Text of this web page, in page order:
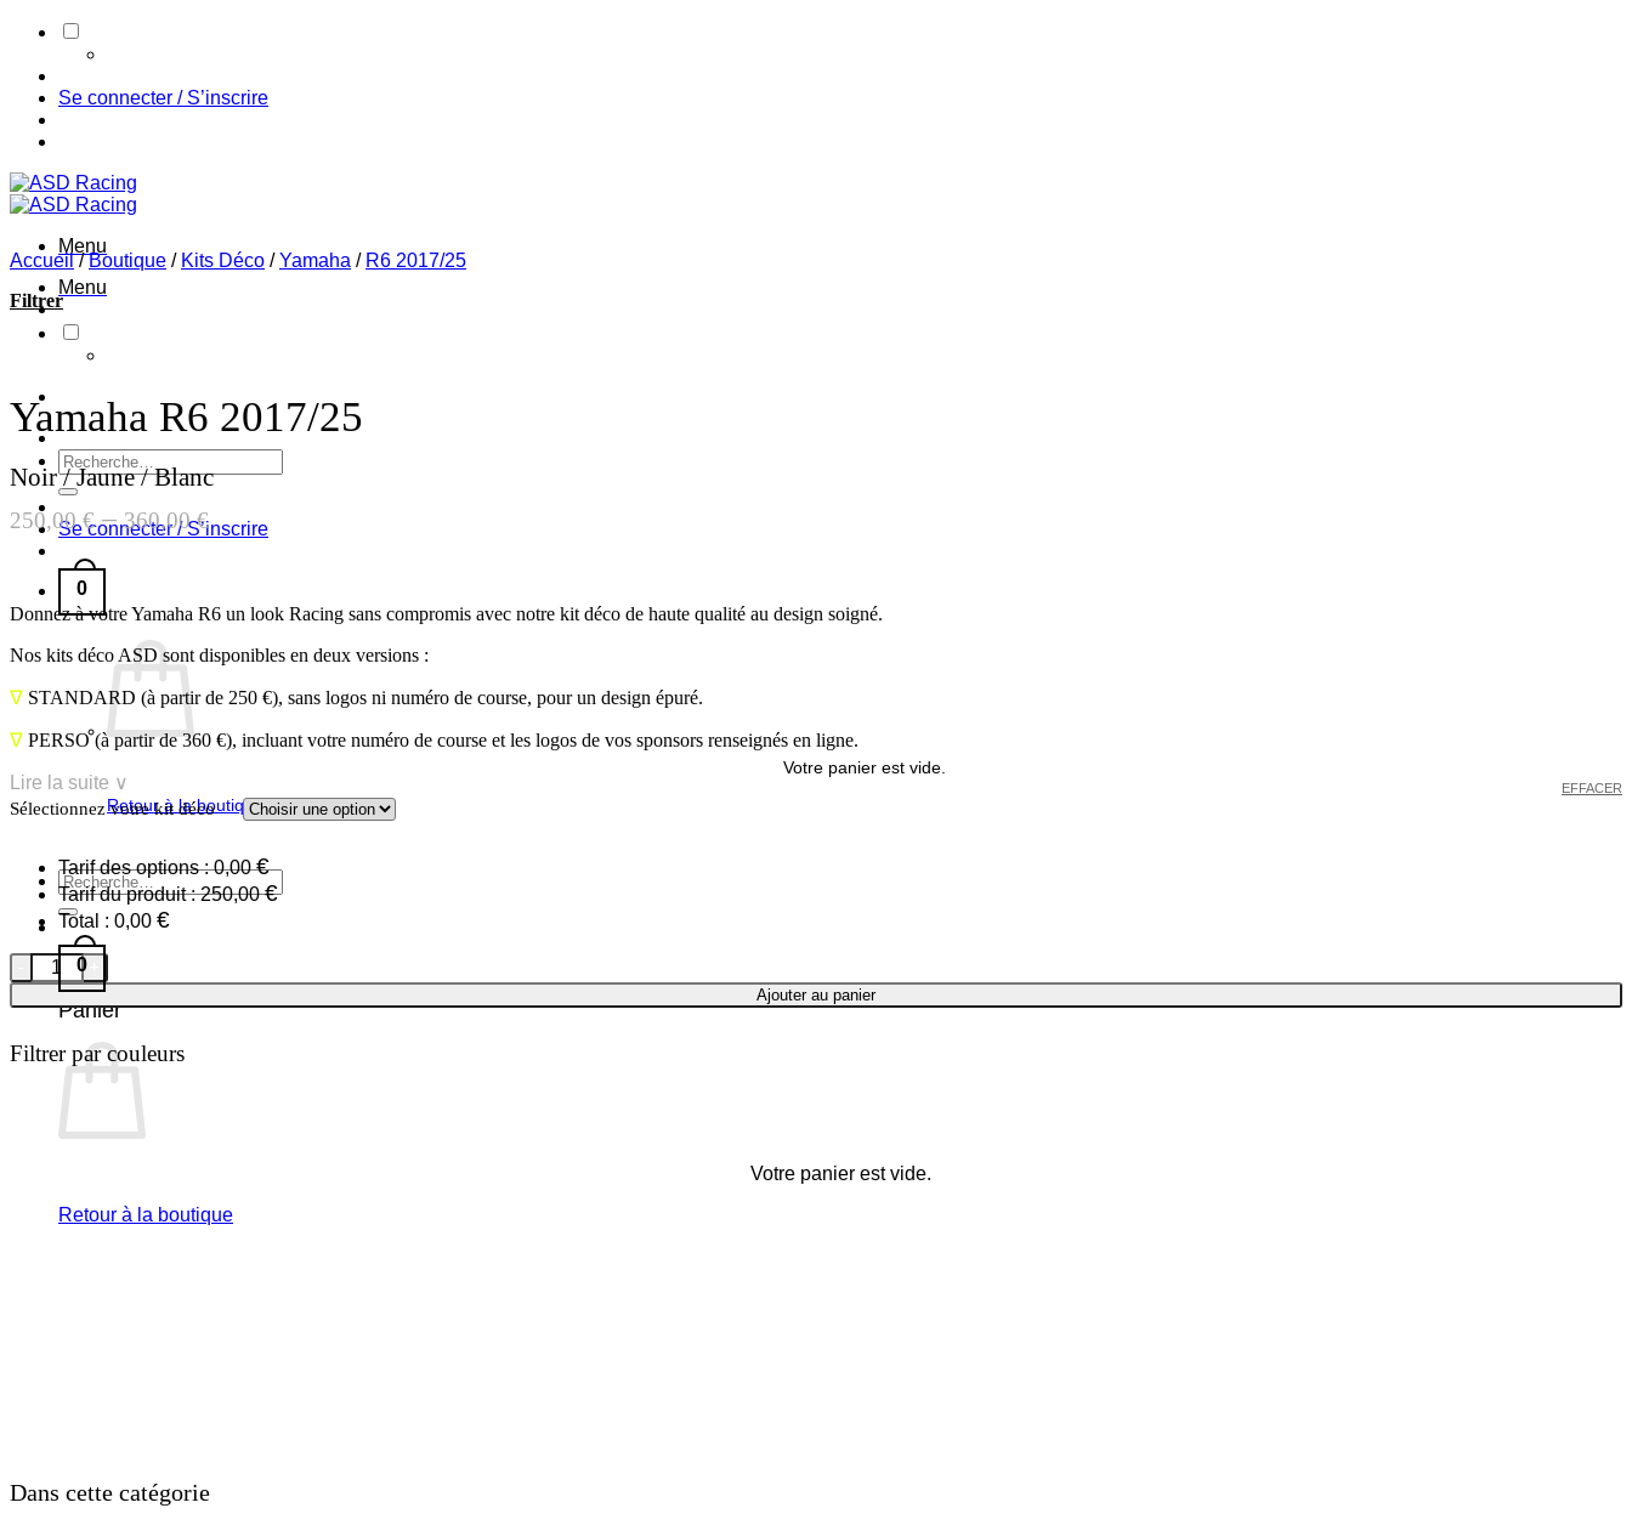
Passer
contenu
Se connecter / S’inscrire
Menu
Menu
Recherche
pour :
Se connecter / S’inscrire
0
Votre panier est vide.
Retour à la boutique
Recherche
pour :
0
Panier
Votre panier est vide.
Retour à la boutique
Accueil / Boutique / Kits Déco / Yamaha / R6 2017/25
Filtrer
Yamaha R6 2017/25
Noir / Jaune / Blanc
250,00€–360,00€
Donnez à votre Yamaha R6 un look Racing sans compromis avec notre kit déco de haute qualité au design soigné.
Nos kits déco ASD sont disponibles en deux versions :
∇ STANDARD (à partir de 250 €), sans logos ni numéro de course, pour un design épuré.
∇ PERSO(à partir de 360 €), incluant votre numéro de course et les logos de vos sponsors renseignés en ligne.
Lire la suite ∨
Sélectionnez votre kit déco
EFFACER
Tarif des options :0,00 €
Tarif du produit :250,00 €
Total : 0,00 €
quantité de Yamaha R6 2017/25
Ajouter au panier
Filtrer par couleurs
Dans cette catégorie